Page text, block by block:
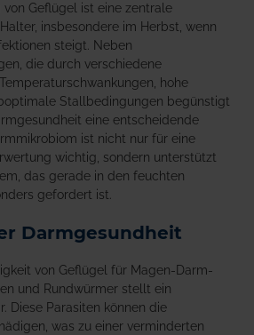
von Geflügel ist eine zentrale
insbesondere im Herbst, wenn
steigt. Neben
die durch verschiedene
hohe
Stallbedingungen begünstigt
eine entscheidende
ist nicht nur für eine
wichtig, sondern unterstützt
das gerade in den feuchten
gefordert ist.
Darmgesundheit
von Geflügel für Magen-Darm-
und Rundwürmer stellt ein
Diese Parasiten können die
was zu einer verminderten